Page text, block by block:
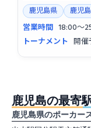
鹿児島県 鹿児
営業時間 18:00〜
トーナメント 開催
鹿児島の最寄
鹿児島県のポーカー